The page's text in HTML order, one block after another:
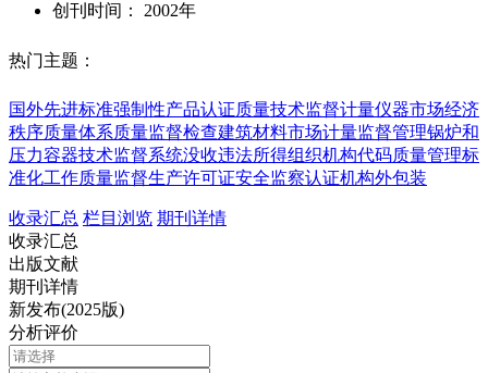
创刊时间：
2002年
热门主题：
国外先进标准强制性产品认证质量技术监督计量仪器市场经济
秩序质量体系质量监督检查建筑材料市场计量监督管理锅炉和
压力容器技术监督系统没收违法所得组织机构代码质量管理标
准化工作质量监督生产许可证安全监察认证机构外包装
收录汇总 栏目浏览 期刊详情
收录汇总
出版文献
期刊详情
新发布(2025版)
分析评价